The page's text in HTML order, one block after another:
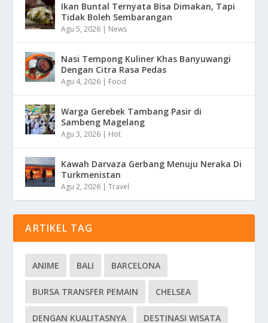
Ikan Buntal Ternyata Bisa Dimakan, Tapi
Tidak Boleh Sembarangan
Agu 5, 2026 | News
Nasi Tempong Kuliner Khas Banyuwangi
Dengan Citra Rasa Pedas
Agu 4, 2026 | Food
Warga Gerebek Tambang Pasir di
Sambeng Magelang
Agu 3, 2026 | Hot
Kawah Darvaza Gerbang Menuju Neraka Di
Turkmenistan
Agu 2, 2026 |Travel
ARTIKEL TAG
ANIME BALI BARCELONA
BURSA TRANSFER PEMAIN CHELSEA
DENGAN KUALITASNYA DESTINASI WISATA